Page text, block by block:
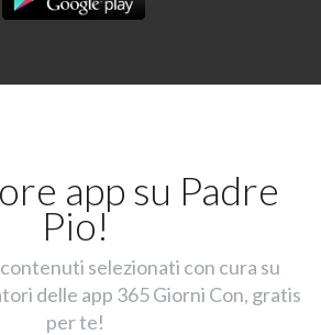
app su Padre
Pio!
selezionati con cura su
delle app 365 Giorni Con, gratis
per te!